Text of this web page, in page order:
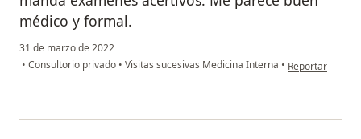
médico y formal.
31 de marzo de 2022
• Consultorio privado • Visitas sucesivas Medicina Interna • en opinión del
Reportar